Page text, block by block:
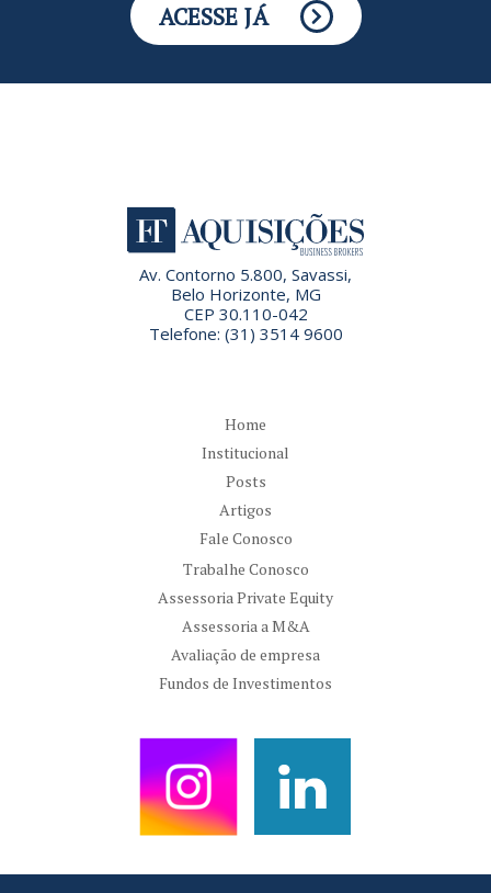
ACESSE JÁ
Av. Contorno 5.800, Savassi,
Belo Horizonte, MG
CEP 30.110-042
Telefone: (31) 3514 9600
Home
Institucional
Posts
Artigos
Fale Conosco
Trabalhe Conosco
Assessoria Private Equity
Assessoria a M&A
Avaliação de empresa
Fundos de Investimentos